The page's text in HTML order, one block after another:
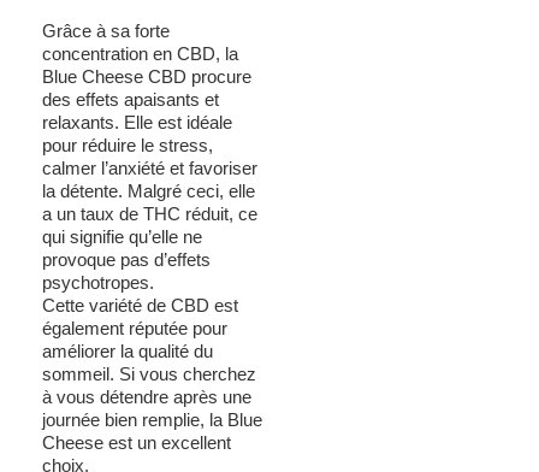
Grâce à sa forte
concentration en CBD, la
Blue Cheese CBD procure
des effets apaisants et
relaxants. Elle est idéale
pour réduire le stress,
calmer l’anxiété et favoriser
la détente. Malgré ceci, elle
a un taux de THC réduit, ce
qui signifie qu’elle ne
provoque pas d’effets
psychotropes.
Cette variété de CBD est
également réputée pour
améliorer la qualité du
sommeil. Si vous cherchez
à vous détendre après une
journée bien remplie, la Blue
Cheese est un excellent
choix.